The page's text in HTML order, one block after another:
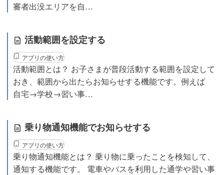
審者出没エリアを自…
活動範囲を設定する
アプリの使い方
活動範囲とは？ お子さまが普段活動する範囲を設定して
おき、範囲から出たらお知らせする機能です。例えば
自宅→学校→習い事…
乗り物通知機能でお知らせする
アプリの使い方
乗り物通知機能とは？ 乗り物に乗ったことを検知して、
通知する機能です。 電車やバスを利用した通学や習い事